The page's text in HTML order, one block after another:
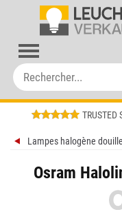
TRUSTED
Lampes halogène
Osram